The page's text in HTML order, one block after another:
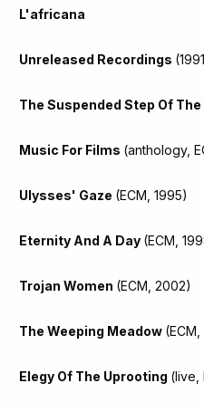
L'africana
Unreleased Recordings
The Suspended Step Of
Music For Films (anthology,
Ulysses' Gaze (ECM, 1995)
Eternity And A Day (ECM,
Trojan Women (ECM, 2002)
The Weeping Meadow
Elegy Of The Uprooting (live,